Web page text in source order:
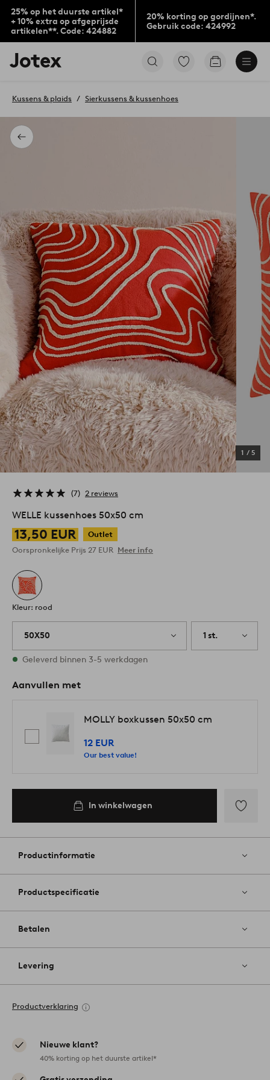
25% op het duurste artikel*
+ 10% extra op afgeprijsde
artikelen**. Code: 424882
20% korting op gordijnen*.
Gebruik code: 424992
Jotex
logo
to
home
page
Ga
Go
Terug
Kussens & plaids Sierkussens & kussenhoes
1 / 5
7 2 reviews
WELLE kussenhoes 50x50 cm
13,50 EUR
Outlet
Oorspronkelijke Prijs 27 EUR Meer info
Kleur: rood
50X50 1 st.
Op voorraad
Geleverd binnen 3-5 werkdagen
Aanvullen met
MOLLY boxkussen 50x50 cm
12 EUR
Our best value!
In winkelwagen
aan
Productinformatie
Productspecificatie
Betalen
Levering
Productverklaring
Nieuwe klant?
40% korting op het duurste artikel*